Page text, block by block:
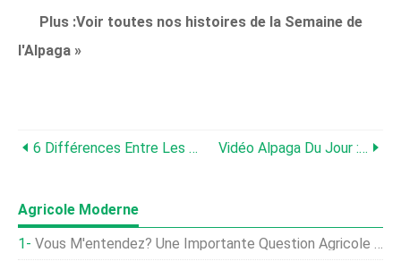
Plus :Voir toutes nos histoires de la Semaine de
l'Alpaga »
6 Différences Entre Les Lamas Et Les Alpagas Vidéo Alpaga Du Jour :alpaga Mange Une Pomme
Agricole Moderne
Vous M'entendez? Une Importante Question Agricole Familiale